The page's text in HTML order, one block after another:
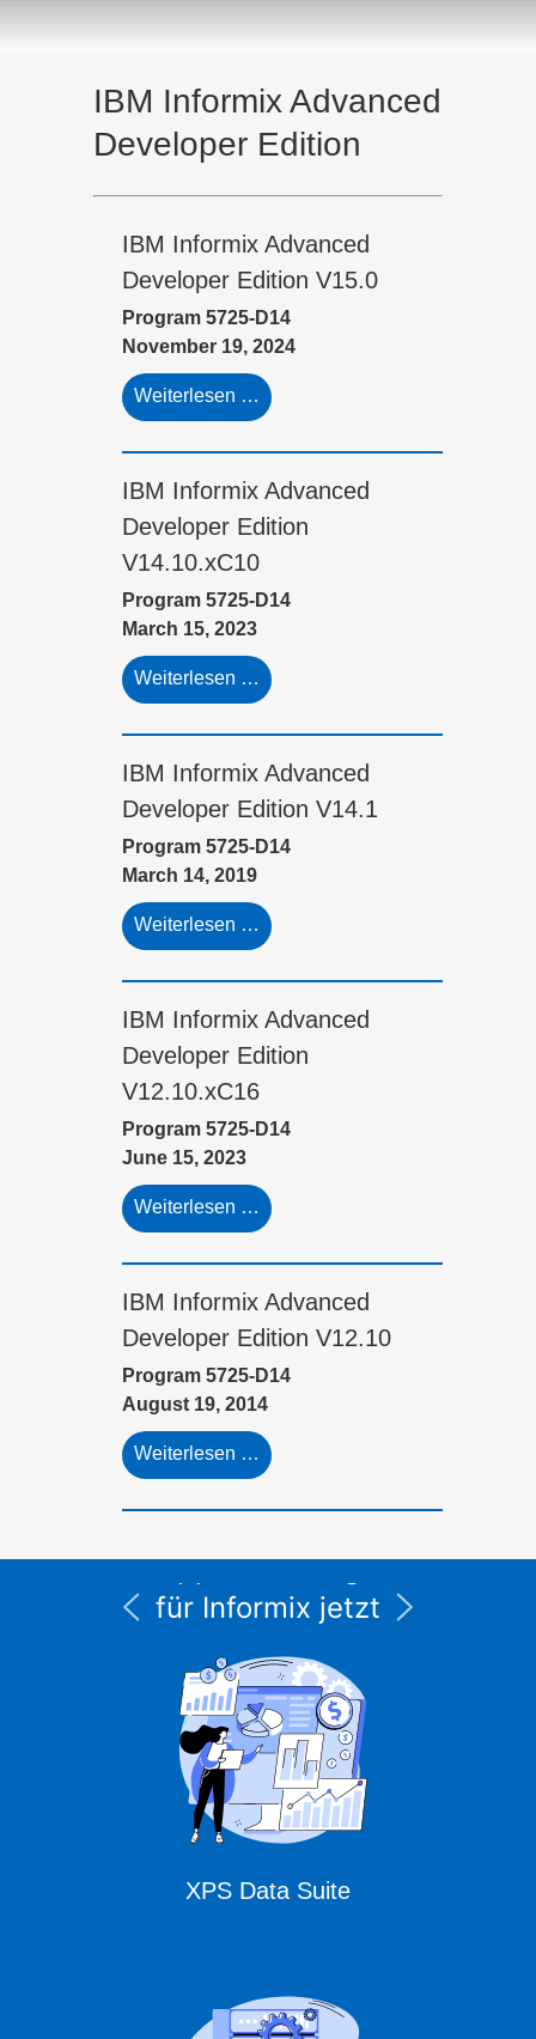
IBM Informix Advanced
Developer Edition
IBM Informix Advanced
Developer Edition V15.0
Program 5725-D14
November 19, 2024
Weiterlesen …
IBM Informix Advanced
Developer Edition
V14.10.xC10
Program 5725-D14
March 15, 2023
Weiterlesen …
IBM Informix Advanced
Developer Edition V14.1
Program 5725-D14
March 14, 2019
Weiterlesen …
IBM Informix Advanced
Developer Edition
V12.10.xC16
Program 5725-D14
June 15, 2023
Weiterlesen …
IBM Informix Advanced
Developer Edition V12.10
Program 5725-D14
August 19, 2014
Weiterlesen …
Supportleistungen
für Informix jetzt
Expert Solutions
XPS Data Suite